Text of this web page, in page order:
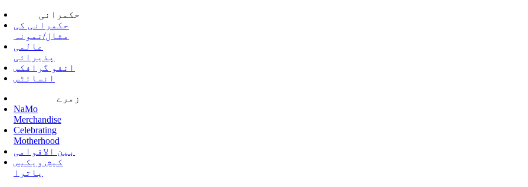
حکمرانی
حکمرانی کی
مثال/نمونہ
عالمی
پذیرائی
انفو گرافکس
انسائٹس
زمرے
NaMo
Merchandise
Celebrating
Motherhood
بین الاقوامی
کیش ویکیس
یاترا